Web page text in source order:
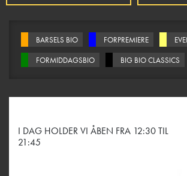
BARSELS BIO FORPREMIERE
FORMIDDAGSBIO
BIG BIO CLASSICS
I DAG HOLDER VI ÅBEN FRA 12:30 TIL
21:45